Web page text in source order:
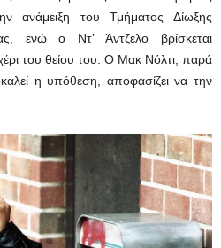
ανάμειξη του Τμήματος Δίωξης
ενώ ο Ντ’ Άντζελο βρίσκεται
του θείου του. Ο Μακ Νόλτι, παρά
η υπόθεση, αποφασίζει να την